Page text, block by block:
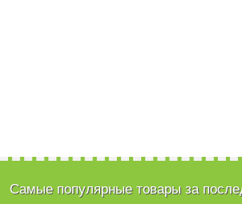
Самые популярные товары за